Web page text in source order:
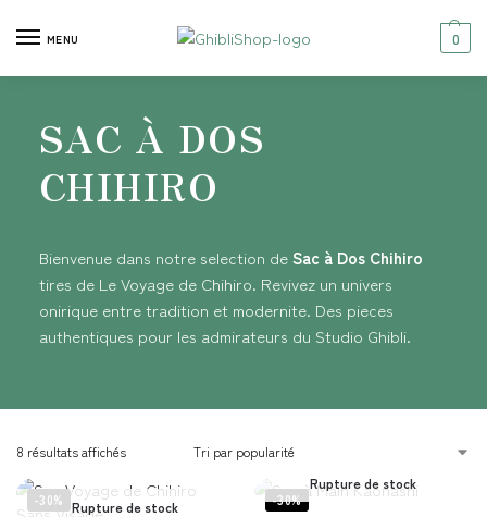
MENU 0
SAC À DOS
CHIHIRO
Bienvenue dans notre selection deSac à Dos Chihiro
tires de Le Voyage de Chihiro. Revivez un univers
onirique entre tradition et modernite. Des pieces
authentiques pour les admirateurs du Studio Ghibli.
8 résultats affichés
-30% Rupture de stock
-30%
Rupture de stock